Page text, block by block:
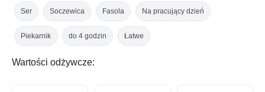
Ser Soczewica Fasola Na pracujący dzień
Piekarnik do 4 godzin Łatwe
Wartości odżywcze: